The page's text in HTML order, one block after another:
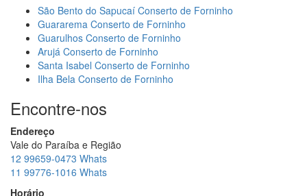
São Bento do Sapucaí Conserto de Forninho
Guararema Conserto de Forninho
Guarulhos Conserto de Forninho
Arujá Conserto de Forninho
Santa Isabel Conserto de Forninho
Ilha Bela Conserto de Forninho
Encontre-nos
Endereço
Vale do Paraíba e Região
12 99659-0473 Whats
11 99776-1016 Whats
Horário